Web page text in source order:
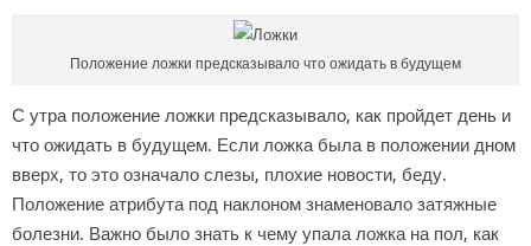
Положение ложки предсказывало что ожидать в будущем
С утра положение ложки предсказывало, как пройдет день и
что ожидать в будущем. Если ложка была в положении дном
вверх, то это означало слезы, плохие новости, беду.
Положение атрибута под наклоном знаменовало затяжные
болезни. Важно было знать к чему упала ложка на пол, как